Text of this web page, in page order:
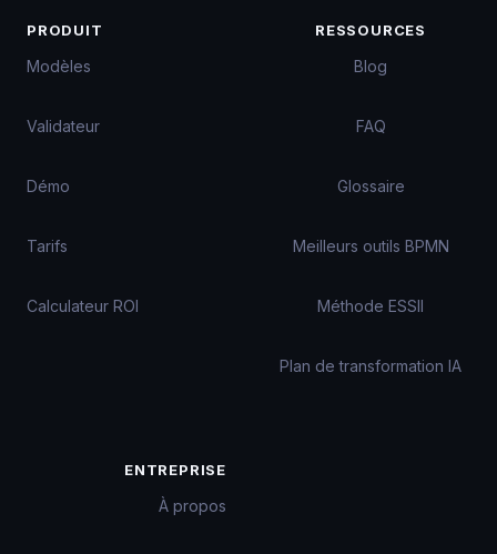
PRODUIT
Modèles
Validateur
Démo
Tarifs
Calculateur ROI
RESSOURCES
Blog
FAQ
Glossaire
Meilleurs outils BPMN
Méthode ESSII
Plan de transformation IA
ENTREPRISE
À propos